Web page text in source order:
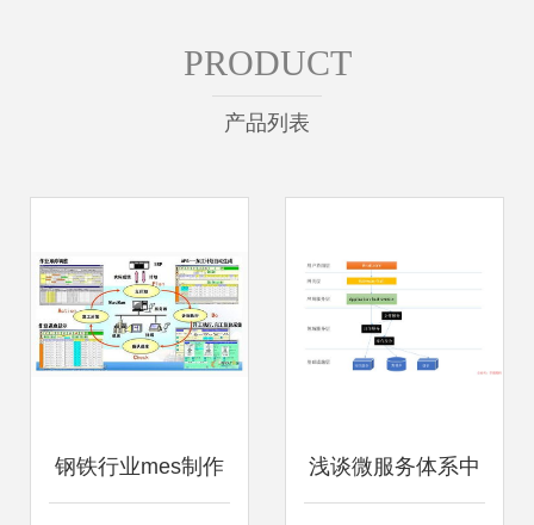
PRODUCT
产品列表
钢铁行业mes制作 浅谈微服务体系中